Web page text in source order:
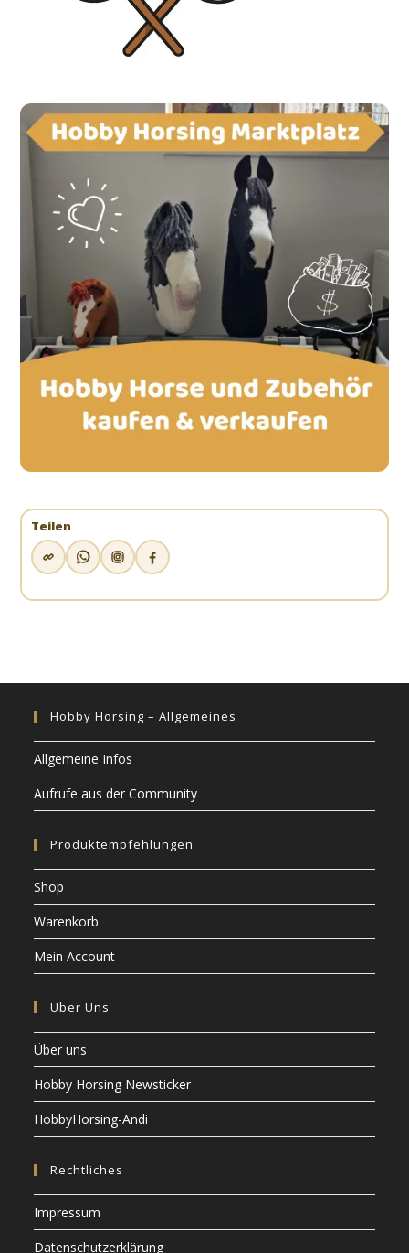
Teilen
Hobby Horsing – Allgemeines
Allgemeine Infos
Aufrufe aus der Community
Produktempfehlungen
Shop
Warenkorb
Mein Account
Über Uns
Über uns
Hobby Horsing Newsticker
HobbyHorsing-Andi
Rechtliches
Impressum
Datenschutzerklärung